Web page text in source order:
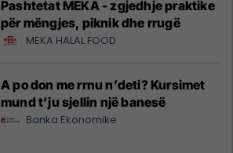
Pashtetat MEKA - zgjedhje praktike
për mëngjes, piknik dhe rrugë
MEKA HALAL FOOD
A po don me rrnu n’deti? Kursimet
mund t’ju sjellin një banesë
Banka Ekonomike